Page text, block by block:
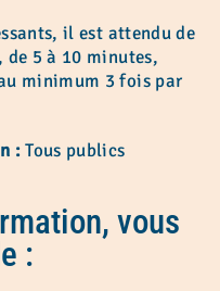
il est attendu de
5 à 10 minutes,
minimum 3 fois par
:Tous publics
vous
: